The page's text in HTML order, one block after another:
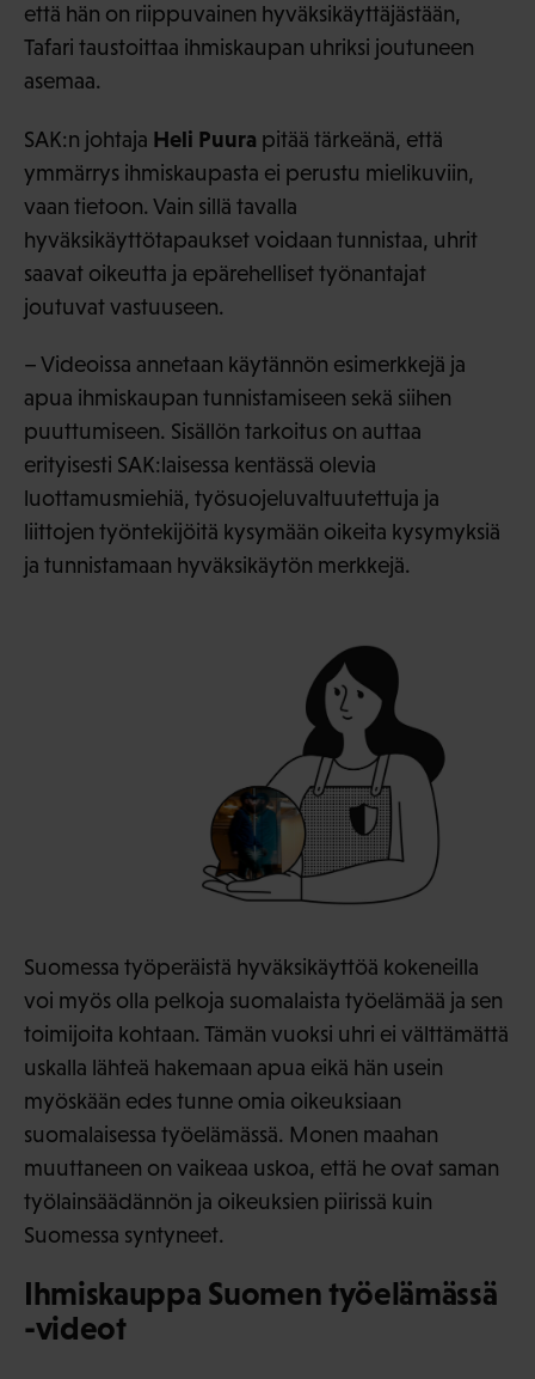
että hän on riippuvainen hyväksikäyttäjästään,
Tafari taustoittaa ihmiskaupan uhriksi joutuneen
asemaa.
SAK:n johtaja Heli Puura pitää tärkeänä, että
ymmärrys ihmiskaupasta ei perustu mielikuviin,
vaan tietoon. Vain sillä tavalla
hyväksikäyttötapaukset voidaan tunnistaa, uhrit
saavat oikeutta ja epärehelliset työnantajat
joutuvat vastuuseen.
– Videoissa annetaan käytännön esimerkkejä ja
apua ihmiskaupan tunnistamiseen sekä siihen
puuttumiseen. Sisällön tarkoitus on auttaa
erityisesti SAK:laisessa kentässä olevia
luottamusmiehiä, työsuojeluvaltuutettuja ja
liittojen työntekijöitä kysymään oikeita kysymyksiä
ja tunnistamaan hyväksikäytön merkkejä.
Suomessa työperäistä hyväksikäyttöä kokeneilla
voi myös olla pelkoja suomalaista työelämää ja sen
toimijoita kohtaan. Tämän vuoksi uhri ei välttämättä
uskalla lähteä hakemaan apua eikä hän usein
myöskään edes tunne omia oikeuksiaan
suomalaisessa työelämässä. Monen maahan
muuttaneen on vaikeaa uskoa, että he ovat saman
työlainsäädännön ja oikeuksien piirissä kuin
Suomessa syntyneet.
Ihmiskauppa Suomen työelämässä
-videot